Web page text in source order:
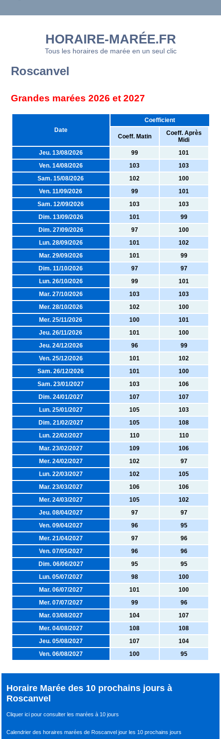
HORAIRE-MARÉE.FR
Tous les horaires de marée en un seul clic
Roscanvel
Grandes marées 2026 et 2027
Date
Coefficient
Coeff. Matin
Coeff. Après
Midi
Jeu. 13/08/2026
99
101
Ven. 14/08/2026
103
103
Sam. 15/08/2026
102
100
Ven. 11/09/2026
99
101
Sam. 12/09/2026
103
103
Dim. 13/09/2026
101
99
Dim. 27/09/2026
97
100
Lun. 28/09/2026
101
102
Mar. 29/09/2026
101
99
Dim. 11/10/2026
97
97
Lun. 26/10/2026
99
101
Mar. 27/10/2026
103
103
Mer. 28/10/2026
102
100
Mer. 25/11/2026
100
101
Jeu. 26/11/2026
101
100
Jeu. 24/12/2026
96
99
Ven. 25/12/2026
101
102
Sam. 26/12/2026
101
100
Sam. 23/01/2027
103
106
Dim. 24/01/2027
107
107
Lun. 25/01/2027
105
103
Dim. 21/02/2027
105
108
Lun. 22/02/2027
110
110
Mar. 23/02/2027
109
106
Mer. 24/02/2027
102
97
Lun. 22/03/2027
102
105
Mar. 23/03/2027
106
106
Mer. 24/03/2027
105
102
Jeu. 08/04/2027
97
97
Ven. 09/04/2027
96
95
Mer. 21/04/2027
97
96
Ven. 07/05/2027
96
96
Dim. 06/06/2027
95
95
Lun. 05/07/2027
98
100
Mar. 06/07/2027
101
100
Mer. 07/07/2027
99
96
Mar. 03/08/2027
104
107
Mer. 04/08/2027
108
108
Jeu. 05/08/2027
107
104
Ven. 06/08/2027
100 95
Horaire Marée des 10 prochains jours à
Roscanvel
Cliquer ici pour consulter les marées à 10 jours
Calendrier des horaires marées de Roscanvel jour les 10 prochains jours